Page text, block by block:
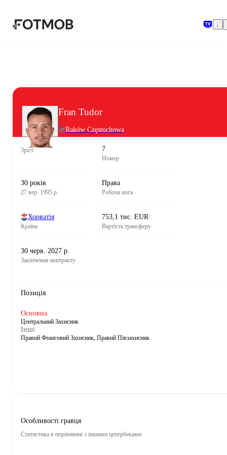
Fran Tudor
Raków Częstochowa
Зріст 7
Номер
30 років
27 вер. 1995 р.
Права
Робоча нога
Хорватія
Країна
753,1 тис. EUR
Вартість трансферу
30 черв. 2027 р.
Закінчення контракту
Позиція
Основна
Центральний Захисник
Інші
Правий Фланговий Захисник, Правий Півзахисник
Особливості гравця
Статистика в порівнянні з іншими центрбеками